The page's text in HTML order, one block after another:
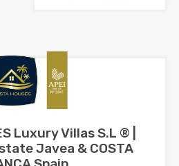
Luxury Villas S.L ® |
Javea & COSTA